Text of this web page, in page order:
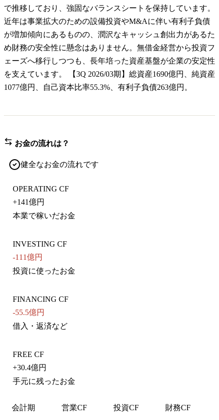
で推移しており、強固なバランスシートを保持しています。
近年は事業拡大のための設備投資やM&Aに伴い有利子負債
が増加傾向にあるものの、潤沢なキャッシュ創出力があるた
め財務の安全性に懸念はありません。無借金経営から投資フ
ェーズへ移行しつつも、長年培った資産基盤が企業の安定性
を支えています。 【3Q 2026/03期】総資産1690億円、純資産
1077億円、自己資本比率55.3%、有利子負債263億円。
お金の流れは？
健全なお金の流れです
OPERATING CF
+141億円
本業で稼いだお金
INVESTING CF
-111億円
投資に使ったお金
FINANCING CF
-55.5億円
借入・返済など
FREE CF
+30.4億円
手元に残ったお金
会計期 営業CF 投資CF 財務CF